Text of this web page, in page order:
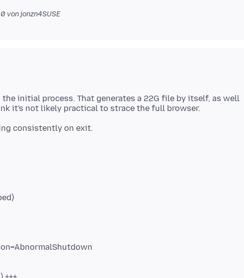
von jonzn4SUSE
the initial process. That generates a 22G file by itself, as well